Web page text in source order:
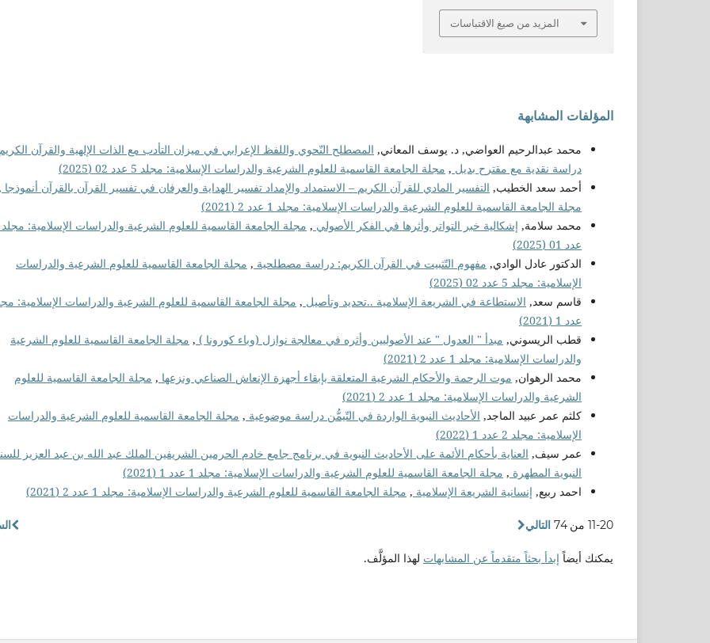
المزيد من صيغ الاقتباسات
المؤلفات المشابهة
محمد عبدالرحيم العواضي, د. يوسف المعاني, المصطلح النّحوي واللفظ الإعرابي في ميزان التأدب مع الذات الإلهية والقرآن
دراسة نقدية مع مقترح بديل , مجلة الجامعة القاسمية للعلوم الشرعية والدراسات الإسلامية: مجلد 5 عدد 02 (2025)
أحمد سعد الخطيب, التفسير المادي للقرآن الكريم – الاستمداد والإمداد تفسير الهداية والعرفان في تفسير القرآن بالقرآن أنموذجا
مجلة الجامعة القاسمية للعلوم الشرعية والدراسات الإسلامية: مجلد 1 عدد 2 (2021)
محمد سلامة, إشكالية خبر التواتر وأثرها في الفكر الأصولي ,
عدد 01 (2025)
الدكتور عادل الوادي, مفهوم التّثبيت في القرآن الكريم: دراسة مصطلحية , مجلة الجامعة القاسمية للعلوم الشرعية والدراسات
الإسلامية: مجلد 5 عدد 02 (2025)
قاسم سعد, الاستطاعة في الشريعة الإسلامية ..تحديد وتأصيل ,
عدد 1 (2021)
قطب الريسوني, مبدأ " العدول " عند الأصوليين وأثره في معالجة نوازل (وباء كورونا ) , مجلة الجامعة القاسمية للعلوم الشرعية
والدراسات الإسلامية: مجلد 1 عدد 2 (2021)
محمد الرهوان, موت الرحمة والأحكام الشرعية المتعلقة بإبقاء أجهزة الإنعاش الصناعي ونزعها , مجلة الجامعة القاسمية للعلوم
الشرعية والدراسات الإسلامية: مجلد 1 عدد 2 (2021)
كلثم عمر عبيد الماجد, الأحاديث النبوية الواردة في التّيمُّن دراسة موضوعية , مجلة الجامعة القاسمية للعلوم الشرعية والدراسات
الإسلامية: مجلد 2 عدد 1 (2022)
عمر سيف, العناية بأحكام الأئمة على الأحاديث النبوية في برنامج جامع خادم الحرمين الشريفين الملك عبد الله بن عبد العزيز
النبوية المطهرة , مجلة الجامعة القاسمية للعلوم الشرعية والدراسات الإسلامية: مجلد 1 عدد 1 (2021)
احمد ربيع, إنسانية الشريعة الإسلامية , مجلة الجامعة القاسمية للعلوم الشرعية والدراسات الإسلامية: مجلد 1 عدد 2 (2021)
11-20 من 74 التالي
يمكنك أيضاً إبدأ بحثاً متقدماً عن المشابهات لهذا المؤلَّف.